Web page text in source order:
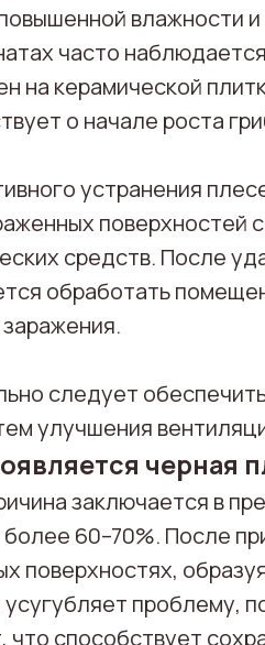
влажности
часто
на керамической
о начале роста
устранения
поверхностей
средств. После
обработать
следует
улучшения
черная
заключается в
60–70%. После
поверхностях,
проблему,
что способствует